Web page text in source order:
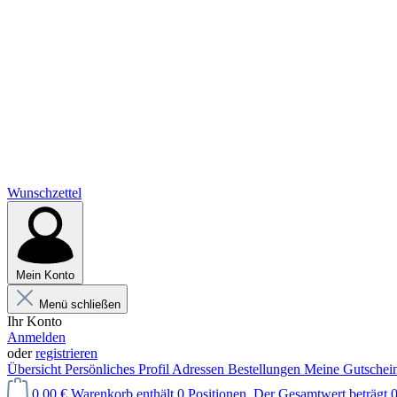
Wunschzettel
Mein Konto
Menü schließen
Ihr Konto
Anmelden
oderregistrieren
Übersicht Persönliches Profil Adressen Bestellungen Meine
0,00 € Warenkorb enthält 0 Positionen. Der Gesamtwert beträgt